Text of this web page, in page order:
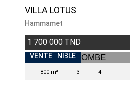
VILLA LOTUS
Hammamet
1 700 000 TND
INDISPONIBLE
VENTE
800 m² 3 4